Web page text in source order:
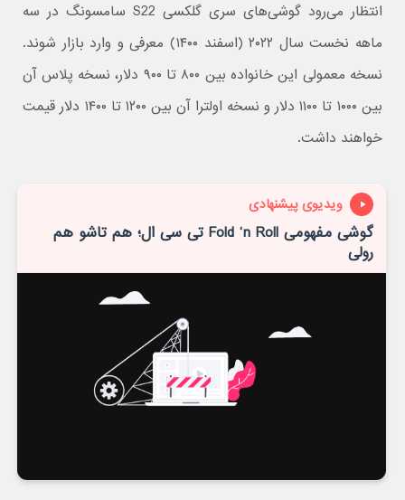
انتظار می‌رود گوشی‌های سری گلکسی S22 سامسونگ در سه
ماهه نخست سال ۲۰۲۲ (اسفند ۱۴۰۰) معرفی و وارد بازار شوند.
نسخه معمولی این خانواده بین ۸۰۰ تا ۹۰۰ دلار، نسخه پلاس آن
بین ۱۰۰۰ تا ۱۱۰۰ دلار و نسخه اولترا آن بین ۱۲۰۰ تا ۱۴۰۰ دلار قیمت
خواهند داشت.
ویدیوی پیشنهادی
گوشی مفهومی Fold ‘n Roll تی سی ال؛ هم تاشو هم
رولی